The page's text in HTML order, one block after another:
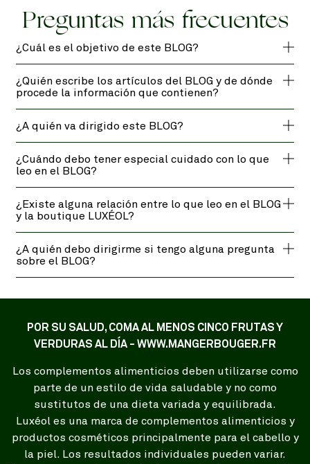
Preguntas más frecuentes
¿Cuál es el objetivo de este BLOG?
¿Quién escribe los artículos del BLOG y de dónde
procede la información que contienen?
¿A quién va dirigido este BLOG?
¿Cuándo debo tener especial cuidado con lo que
leo en el BLOG?
¿Existe alguna relación entre lo que leo en el BLOG
y la boutique LUXÉOL?
¿A quién debo dirigirme si tengo alguna pregunta
sobre el BLOG?
POR SU SALUD, COMA AL MENOS CINCO FRUTAS Y
VERDURAS AL DÍA - WWW.MANGERBOUGER.FR
Los complementos alimenticios deben utilizarse como
parte de un estilo de vida saludable y no como
sustitutos de una dieta variada y equilibrada.
Luxéol es una marca de complementos alimenticios y
productos cosméticos principalmente para el cabello y
la piel. Los resultados individuales pueden variar.